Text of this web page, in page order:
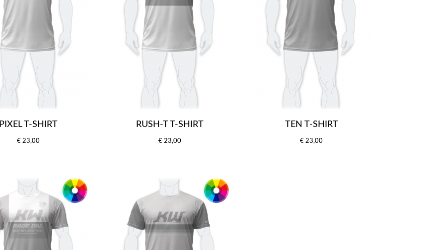
PIXEL T-SHIRT
€ 23,00
RUSH-T T-SHIRT
€ 23,00
TEN T-SHIRT
€ 23,00